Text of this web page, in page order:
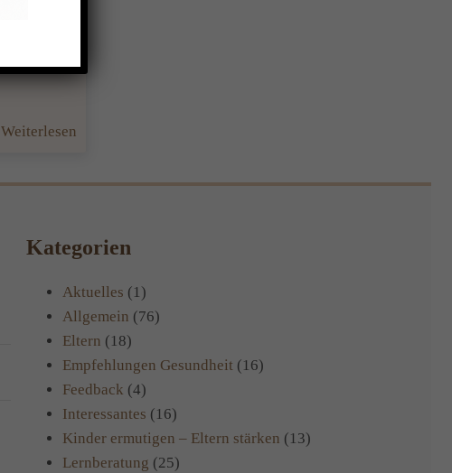
Weiterlesen
Feedback
Kategorien
Aktuelles (1)
Allgemein (76)
Eltern (18)
Empfehlungen Gesundheit(16)
Feedback (4)
Interessantes (16)
Kinder ermutigen – Eltern stärken (13)
Lernberatung (25)